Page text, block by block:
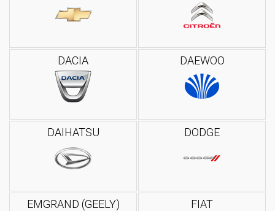
DACIA DAEWOO
DAIHATSU DODGE
EMGRAND (GEELY) FIAT